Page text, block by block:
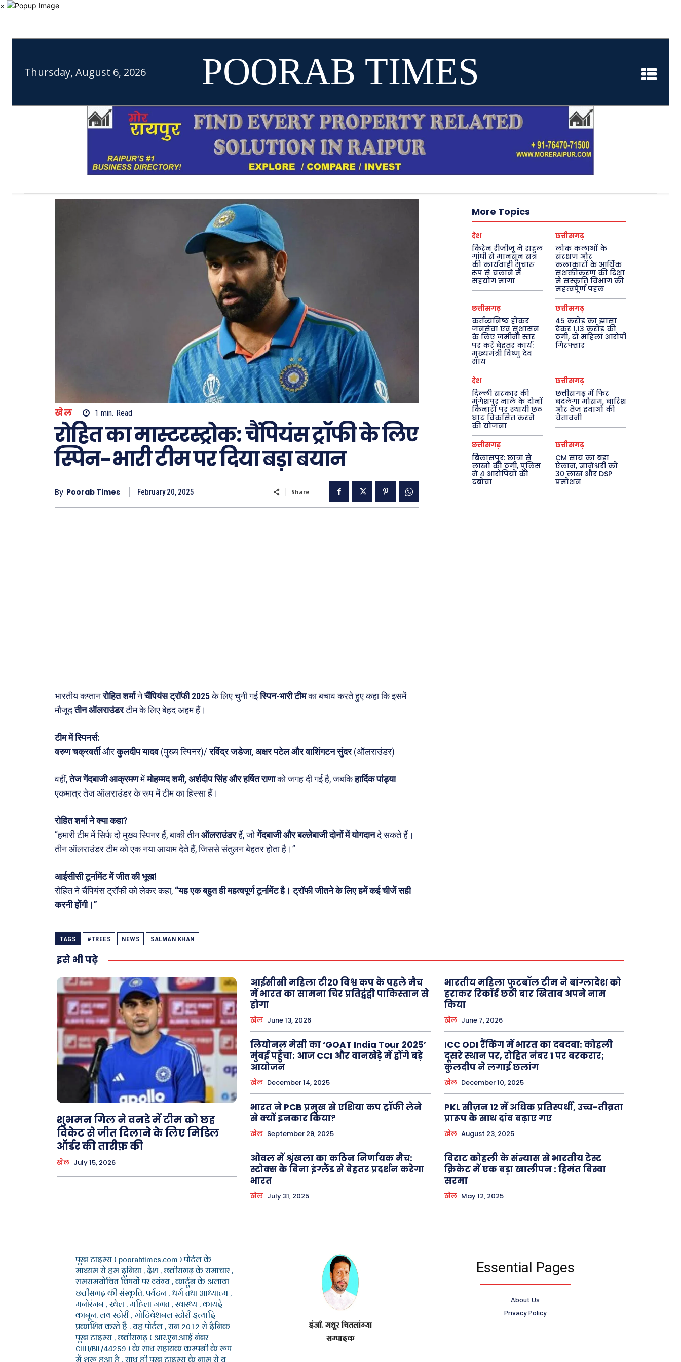
मनोरंजन
अजब-ग़ज़ब
जानकारी
Laptops
Mobiles
कैरियर और शिक्षा
अन्य
Finance
×
Thursday, August 6, 2026 POORAB TIMES
खेल 1 min. Read
रोहित का मास्टरस्ट्रोक: चैंपियंस ट्रॉफी के लिए
स्पिन-भारी टीम पर दिया बड़ा बयान
By Poorab Times February 20, 2025 Share
भारतीय कप्तानरोहित शर्मानेचैंपियंस ट्रॉफी 2025के लिए चुनी गईस्पिन-भारी टीमका बचाव करते हुए कहा कि इसमें
मौजूदतीन ऑलराउंडरटीम के लिए बेहद अहम हैं।
टीम में स्पिनर्स:
वरुण चक्रवर्तीऔरकुलदीप यादव(मुख्य स्पिनर)/रविंद्र जडेजा, अक्षर पटेल और वाशिंगटन सुंदर(ऑलराउंडर)
वहीं,तेज गेंदबाजी आक्रमणमेंमोहम्मद शमी, अर्शदीप सिंह और हर्षित राणाको जगह दी गई है, जबकिहार्दिक पांड्या
एकमात्र तेज ऑलराउंडर के रूप में टीम का हिस्सा हैं।
रोहित शर्मा ने क्या कहा?
“हमारी टीम में सिर्फ दो मुख्य स्पिनर हैं, बाकी तीनऑलराउंडरहैं, जोगेंदबाजी और बल्लेबाजी दोनों में योगदानदे सकते हैं।
तीन ऑलराउंडर टीम को एक नया आयाम देते हैं, जिससे संतुलन बेहतर होता है।”
आईसीसी टूर्नामेंट में जीत की भूख!
रोहित ने चैंपियंस ट्रॉफी को लेकर कहा, “यह एक बहुत ही महत्वपूर्ण टूर्नामेंट है। ट्रॉफी जीतने के लिए हमें कई चीजें सही
करनी होंगी।”
TAGS #TREES NEWS SALMAN KHAN
More Topics
देश
किरेन रीजीजू ने राहुल
गांधी से मानसून सत्र
की कार्यवाही सुचारू
रूप से चलाने में
सहयोग मांगा
छत्तीसगढ़
लोक कलाओं के
संरक्षण और
कलाकारों के आर्थिक
सशक्तीकरण की दिशा
में संस्कृति विभाग की
महत्वपूर्ण पहल
छत्तीसगढ़
कर्तव्यनिष्ठ होकर
जनसेवा एवं सुशासन
के लिए जमीनी स्तर
पर करें बेहतर कार्य:
मुख्यमंत्री विष्णु देव
साय
छत्तीसगढ़
45 करोड़ का झांसा
देकर 1.13 करोड़ की
ठगी, दो महिला आरोपी
गिरफ्तार
देश
दिल्ली सरकार की
मुंगेशपुर नाले के दोनों
किनारों पर स्थायी छठ
घाट विकसित करने
की योजना
छत्तीसगढ़
छत्तीसगढ़ में फिर
बदलेगा मौसम, बारिश
और तेज हवाओं की
चेतावनी
छत्तीसगढ़
बिलासपुर: छात्रा से
लाखों की ठगी, पुलिस
ने 4 आरोपियों को
दबोचा
छत्तीसगढ़
CM साय का बड़ा
ऐलान, ज्ञानेश्वरी को
30 लाख और DSP
प्रमोशन
इसे भी पढ़े
शुभमन गिल ने वनडे में टीम को छह
विकेट से जीत दिलाने के लिए मिडिल
ऑर्डर की तारीफ़ की
खेल July 15, 2026
आईसीसी महिला टी20 विश्व कप के पहले मैच
में भारत का सामना चिर प्रतिद्वंद्वी पाकिस्तान से
होगा
खेल June 13, 2026
भारतीय महिला फुटबॉल टीम ने बांग्लादेश को
हराकर रिकॉर्ड छठी बार खिताब अपने नाम
किया
खेल June 7, 2026
लियोनल मेसी का ‘GOAT India Tour 2025’
मुंबई पहुँचा: आज CCI और वानखेड़े में होंगे बड़े
आयोजन
खेल December 14, 2025
ICC ODI रैंकिंग में भारत का दबदबा: कोहली
दूसरे स्थान पर, रोहित नंबर 1 पर बरकरार;
कुलदीप ने लगाई छलांग
खेल December 10, 2025
भारत ने PCB प्रमुख से एशिया कप ट्रॉफी लेने
से क्यों इनकार किया?
खेल September 29, 2025
PKL सीज़न 12 में अधिक प्रतिस्पर्धी, उच्च-तीव्रता
प्रारूप के साथ दांव बढ़ाए गए
खेल August 23, 2025
ओवल में श्रृंखला का कठिन निर्णायक मैच:
स्टोक्स के बिना इंग्लैंड से बेहतर प्रदर्शन करेगा
भारत
खेल July 31, 2025
विराट कोहली के संन्यास से भारतीय टेस्ट
क्रिकेट में एक बड़ा खालीपन : हिमंत बिस्वा
सरमा
खेल May 12, 2025
पूरब टाइम्स ( poorabtimes.com ) पोर्टल के
माध्यम से हम दुनिया , देश , छत्तीसगढ़ के समाचार ,
समसमयोचित विषयों पर व्यंग्य , कार्टून के अलावा
छत्तीसगढ़ की संस्कृति, पर्यटन , धर्म तथा आध्यात्म ,
मनोरंजन , खेल , महिला जगत , स्वास्थ्य , कायदे
कानून, लव स्टोरी , मोटिवेशनल स्टोरी इत्यादि
प्रकाशित करते हैं . यह पोर्टल , सन 2012 से दैनिक
पूरब टाइम्स , छत्तीसगढ़ ( आर.एन.आई नंबर
CHH/BIL/44259 ) के साथ सहायक कम्पनी के रूप
इंजी. मधुर चितलांग्या
सम्पादक
Essential Pages
About Us
Privacy Policy